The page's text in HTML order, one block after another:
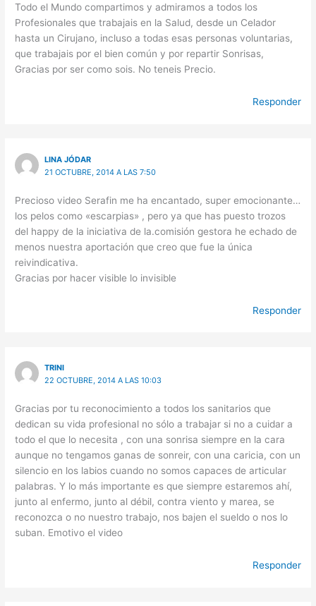
Todo el Mundo compartimos y admiramos a todos los
Profesionales que trabajais en la Salud, desde un Celador
hasta un Cirujano, incluso a todas esas personas voluntarias,
que trabajais por el bien común y por repartir Sonrisas,
Gracias por ser como sois. No teneis Precio.
Responder
LINA JÓDAR
21 OCTUBRE, 2014 A LAS 7:50
Precioso video Serafin me ha encantado, super emocionante…
los pelos como «escarpias» , pero ya que has puesto trozos
del happy de la iniciativa de la.comisión gestora he echado de
menos nuestra aportación que creo que fue la única
reivindicativa.
Gracias por hacer visible lo invisible
Responder
TRINI
22 OCTUBRE, 2014 A LAS 10:03
Gracias por tu reconocimiento a todos los sanitarios que
dedican su vida profesional no sólo a trabajar si no a cuidar a
todo el que lo necesita , con una sonrisa siempre en la cara
aunque no tengamos ganas de sonreir, con una caricia, con un
silencio en los labios cuando no somos capaces de articular
palabras. Y lo más importante es que siempre estaremos ahí,
junto al enfermo, junto al débil, contra viento y marea, se
reconozca o no nuestro trabajo, nos bajen el sueldo o nos lo
suban. Emotivo el video
Responder